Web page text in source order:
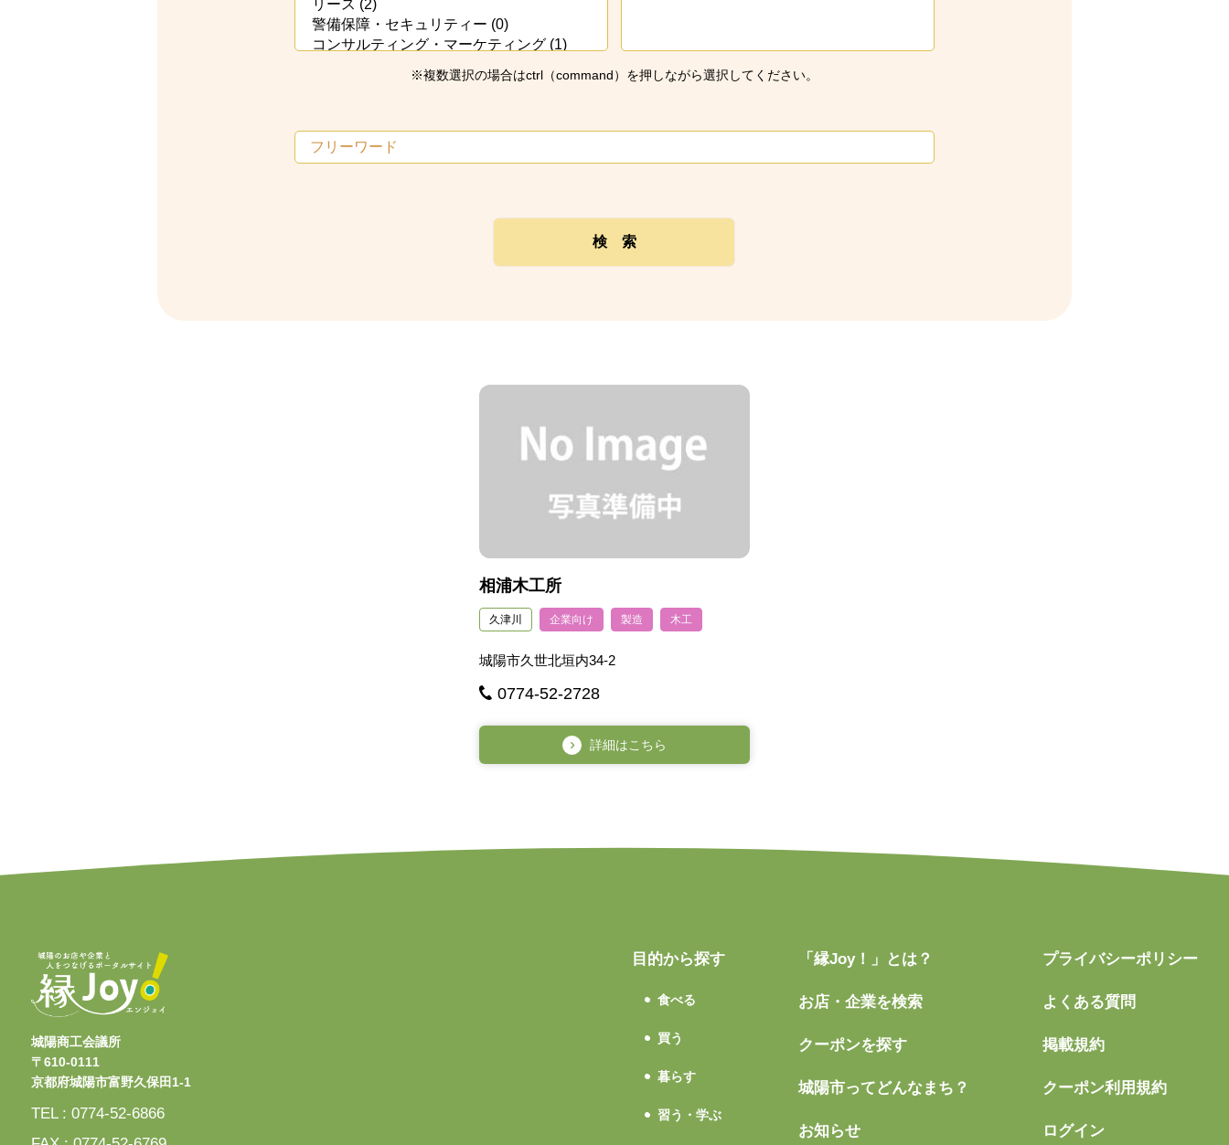
※複数選択の場合はctrl（command）を押しながら選択してください。
相浦木工所
久津川 企業向け 製造 木工
城陽市久世北垣内34-2
0774-52-2728
詳細はこちら
城陽商工会議所
〒610-0111
京都府城陽市富野久保田1-1
TEL : 0774-52-6866
目的から探す
食べる
買う
暮らす
習う・学ぶ
「縁Joy！」とは？
お店・企業を検索
クーポンを探す
城陽市ってどんなまち？
お知らせ
プライバシーポリシー
よくある質問
掲載規約
クーポン利用規約
ログイン